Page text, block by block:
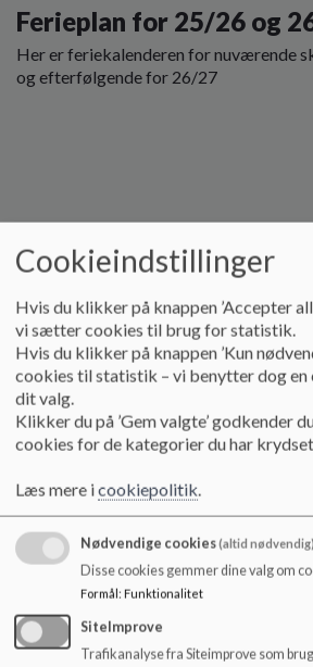
Ferieplan for 25/26 og
Her er feriekalenderen for nuværende
og efterfølgende for 26/27
Cookieindstillinger
Hvis du klikker på knappen ’Accepter
vi sætter cookies til brug for statistik.
Hvis du klikker på knappen ’Kun
cookies til statistik – vi benytter dog en
dit valg.
Klikker du på ’Gem valgte’ godkender
cookies for de kategorier du har
Læs mere icookiepolitik.
Nødvendige cookies(altid nødvendig)
Disse cookies gemmer dine valg om
Formål: Funktionalitet
SiteImprove
Trafikanalyse fra Siteimprove som